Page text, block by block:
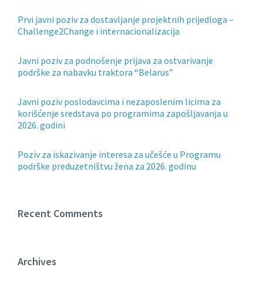
Prvi javni poziv za dostavljanje projektnih prijedloga –
Challenge2Change i internacionalizacija
Javni poziv za podnošenje prijava za ostvarivanje
podrške za nabavku traktora “Belarus”
Javni poziv poslodavcima i nezaposlenim licima za
korišćenje sredstava po programima zapošljavanja u
2026. godini
Poziv za iskazivanje interesa za učešće u Programu
podrške preduzetništvu žena za 2026. godinu
Recent Comments
Archives